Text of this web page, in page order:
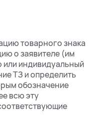
товарного знака
о заявителе (им
индивидуальный
ТЗ и определить
обозначение
всю эту